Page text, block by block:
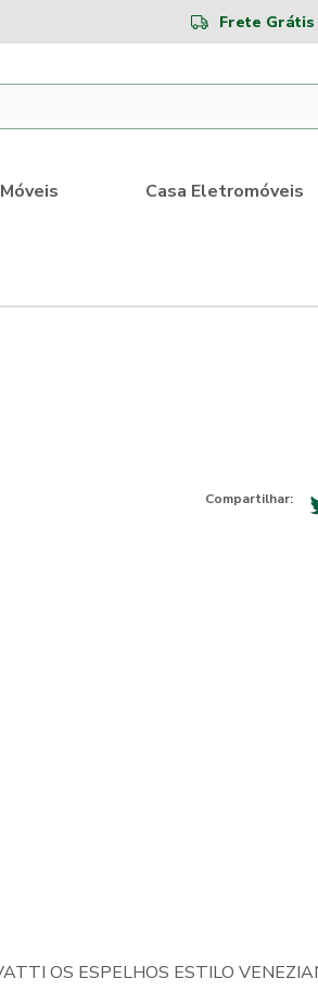
Frete
Móveis Casa Eletromóveis
Compartilhar:
OS ESPELHOS ESTILO